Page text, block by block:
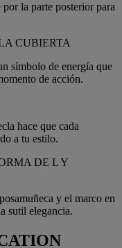
la parte posterior para
CUBIERTA
símbolo de energía que
de acción.
hace que cada
a tu estilo.
DE L Y
y el marco en
sutil elegancia.